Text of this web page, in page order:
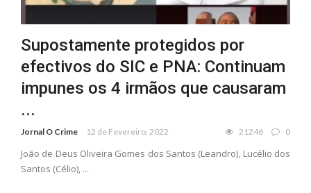
Supostamente protegidos por
efectivos do SIC e PNA: Continuam
impunes os 4 irmãos que causaram
...
Jornal O Crime 12 de Fevereiro, 2022 21246 0
João de Deus Oliveira Gomes dos Santos (Leandro), Lucélio dos
Santos (Célio), ...